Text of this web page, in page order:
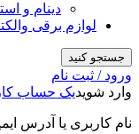
دینام و
لوازم برقی
جستجو کنید
ورود / ثبت نام
وارد شویدیک حساب
نام کاربری یا آدرس